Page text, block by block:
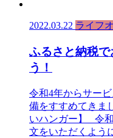
2022.03.22 ライフ
ふるさと納税
う！
令和4年からサー
備をすすめてきま
いハンガー】 令
文をいただくよう